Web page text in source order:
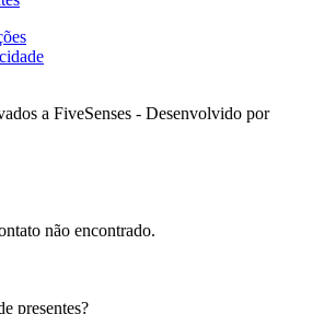
a FiveSenses - Desenvolvido por
não encontrado.
presentes?